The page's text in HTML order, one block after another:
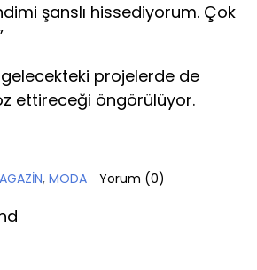
şanslı hissediyorum. Çok
gelecekteki projelerde de
ettireceği öngörülüyor.
, MODA Yorum (0)